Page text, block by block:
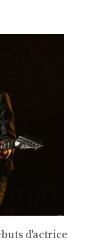
d'actrice